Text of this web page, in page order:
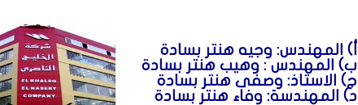
أ) المهندس: وجيه هنتر بسادة
ب) المهندس : وهيب هنتر بسادة
ج) الاستاذ: وصفى هنتر بسادة
د) المهندسة: وفاء هنتر بسادة